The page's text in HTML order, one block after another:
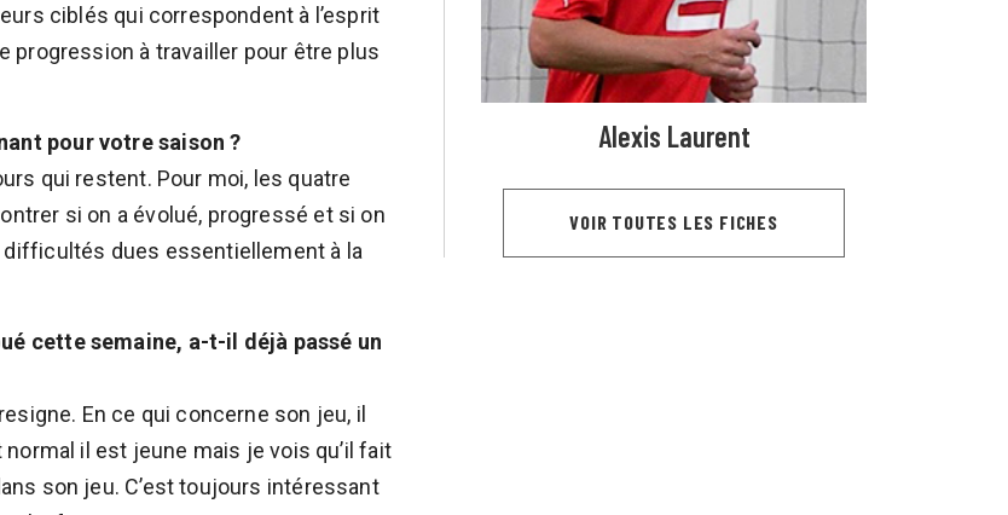
ciblés qui correspondent à l’esprit
progression à travailler pour être plus
pour votre saison ?
qui restent. Pour moi, les quatre
si on a évolué, progressé et si on
dues essentiellement à la
cette semaine, a-t-il déjà passé un
En ce qui concerne son jeu, il
il est jeune mais je vois qu’il fait
son jeu. C’est toujours intéressant
Alexis Laurent
VOIR TOUTES LES FICHES